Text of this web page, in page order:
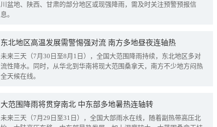
川盆地、陕西、甘肃的部分地区或现强降雨，需及时关注预警预报信
息。
东北地区高温发展需警惕强对流 南方多地昼夜连轴热
未来三天（7月30日至8月1日），全国大范围降雨持续，东北地区多对
流性降水。同时，从华北到华南将现大范围桑拿天，南方不少地方闷热
全天候在线。
大范围降雨将贯穿南北 中东部多地暑热连轴转
未来三天（7月29日至31日），全国大部雨水在线，随着副热带高压北